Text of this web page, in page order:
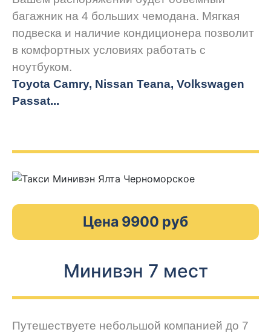
багажник на 4 больших чемодана. Мягкая
подвеска и наличие кондиционера позволит
в комфортных условиях работать с
ноутбуком.
Toyota Camry, Nissan Teana, Volkswagen
Passat...
Цена 9900 руб
Минивэн 7 мест
Путешествуете небольшой компанией до 7